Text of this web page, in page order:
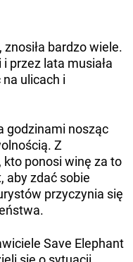
znosiła bardzo wiele.
przez lata musiała
na ulicach i
godzinami nosząc
Z
ponosi winę za to
aby zdać sobie
przyczynia się
Save Elephant